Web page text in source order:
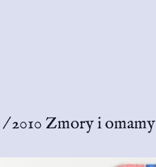
/2010 Zmory i omamy